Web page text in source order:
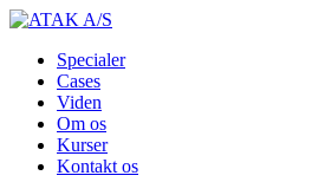
Specialer
Cases
Viden
Om os
Kurser
Kontakt os